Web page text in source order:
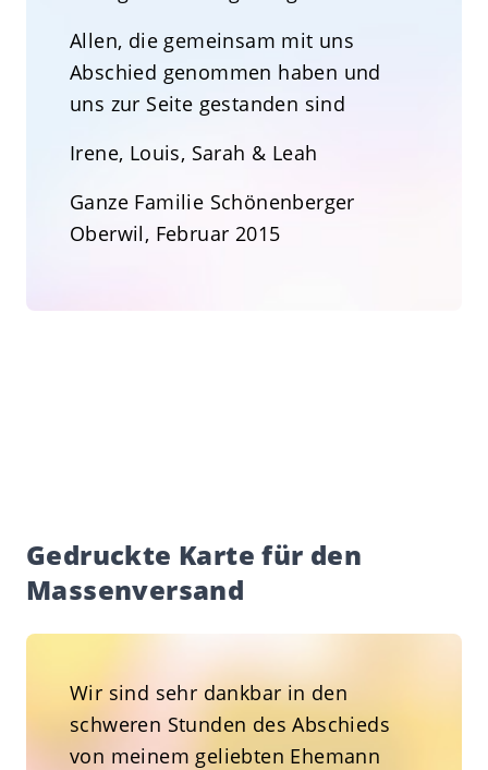
Allen, die gemeinsam mit uns
Abschied genommen haben und
uns zur Seite gestanden sind
Irene, Louis, Sarah & Leah
Ganze Familie Schönenberger
Oberwil, Februar 2015
Gedruckte Karte für den
Massenversand
Wir sind sehr dankbar in den
schweren Stunden des Abschieds
von meinem geliebten Ehemann